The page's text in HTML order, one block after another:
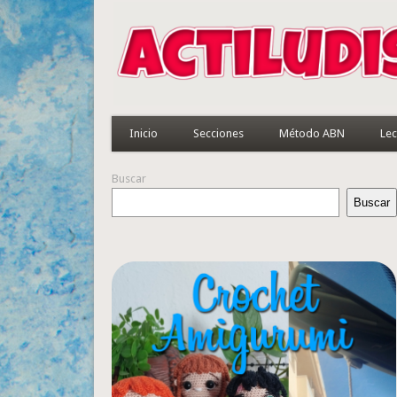
Inicio Secciones Método ABN
Buscar
Buscar